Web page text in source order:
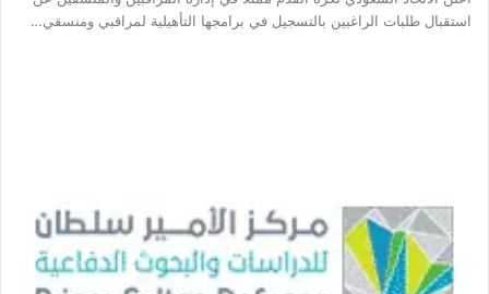
استقبال طلبات الراغبين بالتسجيل في برامجها التأهيلية لمراقبي ومنسقي…